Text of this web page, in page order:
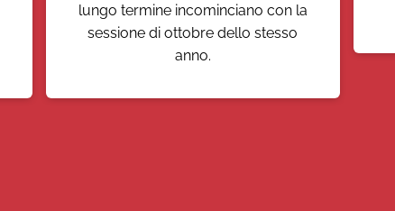
lungo termine incominciano con la
sessione di ottobre dello stesso
anno.